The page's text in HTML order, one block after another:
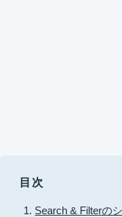
目次
Search & Filterの